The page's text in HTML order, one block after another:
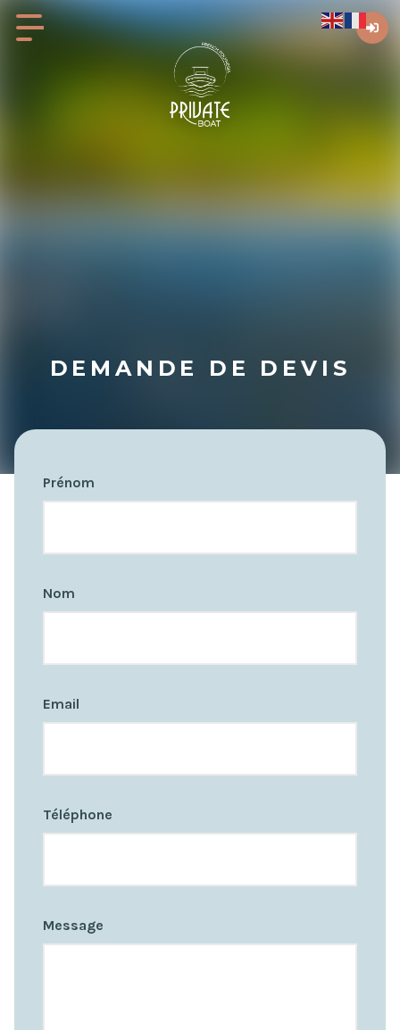
DEMANDE DE DEVIS
Prénom
Nom
Email
Téléphone
Message